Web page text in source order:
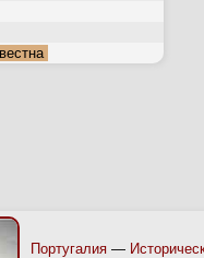
Португалия —